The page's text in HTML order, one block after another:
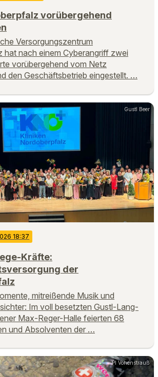
vorübergehend
Versorgungszentrum
hat nach einem Cyberangriff zwei
vorübergehend vom Netz
den Geschäftsbetrieb eingestellt. …
Gustl Beer
18:37
Kräfte:
der
mitreißende Musik und
Im voll besetzten Gustl-Lang-
Max-Reger-Halle feierten 68
und Absolventen der …
PI Vohenstrauß